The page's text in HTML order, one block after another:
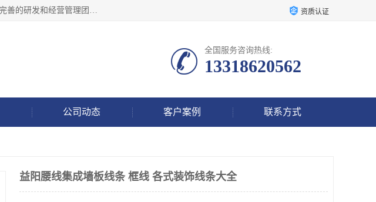
清远市鑫叶新型装饰材料有限公司批量供应：集成墙板等产品，清远市鑫叶新型装饰材料有限公司拥有完善的研发和经营管理团队，取得有70多项证书。不断让研发科技成果惠及全人类，用新材料保护自然资源，让人类生活居住健康与自然发展相和谐。全国统一热线电话：*。 资质认证
全国服务咨询热线:
13318620562
公司动态 客户案例 联系方式
益阳腰线集成墙板线条 框线 各式装饰线条大全